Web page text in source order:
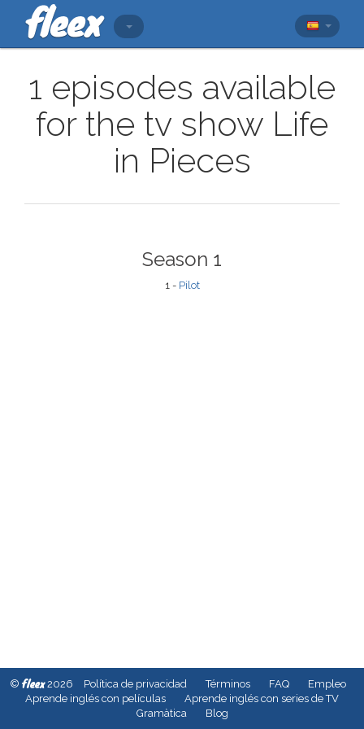
1 episodes available
for the tv show Life
in Pieces
Season 1
1 - Pilot
© fleex2026 Política de privacidad Términos FAQ
Empleo
Aprende inglés con películas
Aprende inglés con series de TV
Gramàtica
Blog